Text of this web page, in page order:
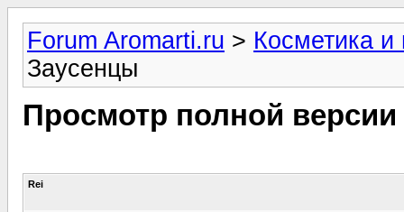
Forum Aromarti.ru > Косметика
Заусенцы
Просмотр полной
Rei